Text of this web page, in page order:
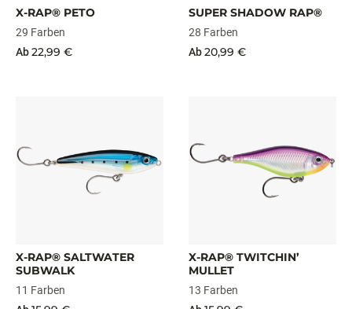
X-RAP® PETO
29 Farben
Ab22,99 €
SUPER SHADOW RAP®
28 Farben
Ab20,99 €
X-RAP® SALTWATER
SUBWALK
11 Farben
X-RAP® TWITCHIN’
MULLET
13 Farben